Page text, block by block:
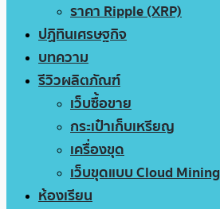
ราคา Ripple (XRP)
ปฏิทินเศรษฐกิจ
บทความ
รีวิวผลิตภัณฑ์
เว็บซื้อขาย
กระเป๋าเก็บเหรียญ
เครื่องขุด
เว็บขุดแบบ Cloud Mining
ห้องเรียน